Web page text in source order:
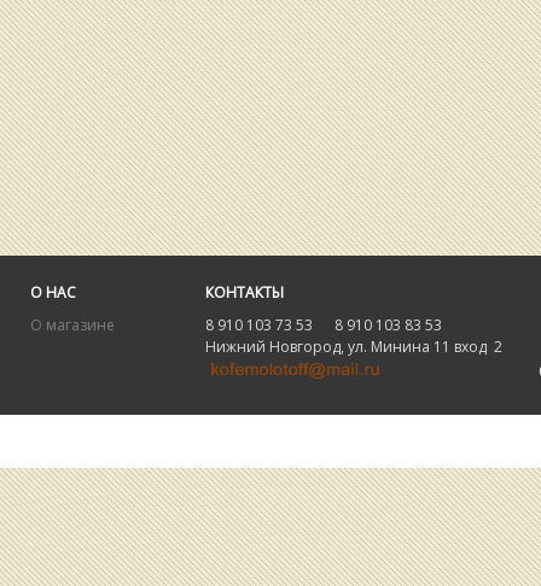
О НАС
О магазине
КОНТАКТЫ
8 910 103 73 53 8 910 103 83 53
Нижний Новгород, ул. Минина 11 вход 2